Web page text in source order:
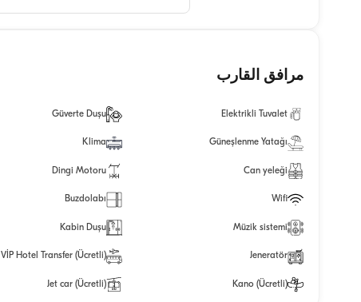
مرافق القارب
Elektrikli Tuvalet
Güverte Duşu
Güneşlenme Yatağı
Klima
Can yeleği
Dingi Motoru
Wifi
Buzdolabı
Müzik sistemi
Kabin Duşu
Jeneratör
VİP Hotel Transfer (Ücretli)
Kano (Ücretli)
Jet car (Ücretli)